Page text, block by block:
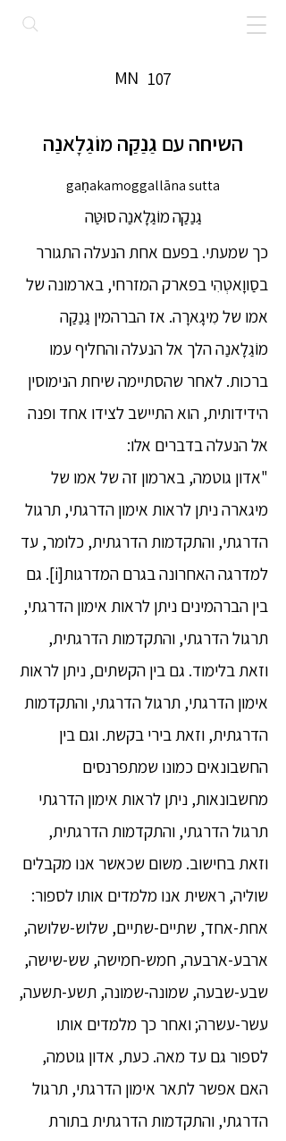
107
MN
השיחה עם גַנַקַה מוֹגַלָאנַה
gaņakamoggallāna sutta
גַנַקַה מוֹגַלָאנַה סוּטַּה
כך שמעתי. בפעם אחת הנעלה התגורר
בסַווָאטְהִי בפארק המזרחי, בארמונה של
אמו של מִיגָארָה. אז הברהמין גַנַקַה
מוֹגַלָאנַה הלך אל הנעלה והחליף עמו
ברכות. לאחר שהסתיימה שיחת הנימוסין
הידידותית, הוא התיישב לצידו אחד ופנה
אל הנעלה בדברים אלו:
"אדון גוטמה, בארמון זה של אמו של
מיגארה ניתן לראות אימון הדרגתי, תרגול
הדרגתי, והתקדמות הדרגתית, כלומר, עד
למדרגה האחרונה בגרם המדרגות[i]. גם
בין הברהמינים ניתן לראות אימון הדרגתי,
תרגול הדרגתי, והתקדמות הדרגתית,
וזאת בלימוד. גם בין הקשתים, ניתן לראות
אימון הדרגתי, תרגול הדרגתי, והתקדמות
הדרגתית, וזאת בירי בקשת. וגם בין
החשבונאים כמונו שמתפרנסים
מחשבונאות, ניתן לראות אימון הדרגתי
תרגול הדרגתי, והתקדמות הדרגתית,
וזאת בחישוב. משום שכאשר אנו מקבלים
שוליה, ראשית אנו מלמדים אותו לספור:
אחת-אחד, שתיים-שתיים, שלוש-שלושה,
ארבע-ארבעה, חמש-חמישה, שש-שישה,
שבע-שבעה, שמונה-שמונה, תשע-תשעה,
עשר-עשרה; ואחר כך מלמדים אותו
לספור גם עד מאה. כעת, אדון גוטמה,
האם אפשר לתאר אימון הדרגתי, תרגול
הדרגתי, והתקדמות הדרגתית בתורת